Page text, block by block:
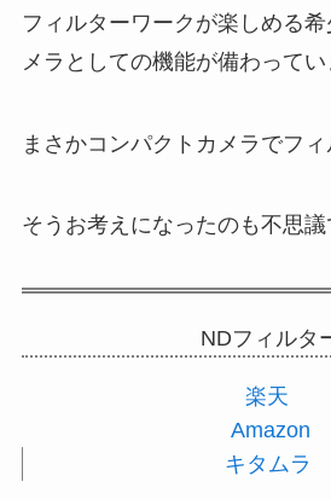
フィルターワークが楽しめる
メラとしての機能が備わってい
まさかコンパクトカメラでフ
そうお考えになったのも不思議
NDフィルタ
楽天
Amazon
キタムラ